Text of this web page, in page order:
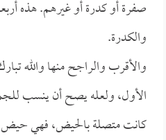
صفرة أو كدرة أو غيرهم. هذه
والكدرة.
والأقرب والراجح منها والله
الأول، ولعله يصح أن ينسب
كانت متصلة بالحيض، فهي حيض،